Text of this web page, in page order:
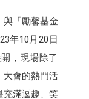
與「勵馨基金
年10月20日
，現場除了
大會的熱門活
充滿逗趣、笑